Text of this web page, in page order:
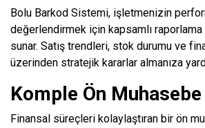
Bolu Barkod Sistemi, işletmenizin
değerlendirmek için kapsamlı raporlama
sunar. Satış trendleri, stok durumu ve
üzerinden stratejik kararlar almanıza
Komple Ön
Finansal süreçleri kolaylaştıran bir ön